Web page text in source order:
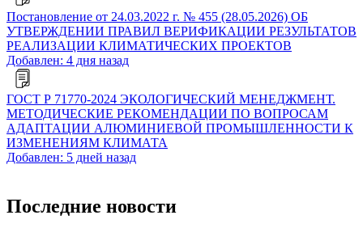
Постановление от 24.03.2022 г. № 455 (28.05.2026) ОБ
УТВЕРЖДЕНИИ ПРАВИЛ ВЕРИФИКАЦИИ РЕЗУЛЬТАТОВ
РЕАЛИЗАЦИИ КЛИМАТИЧЕСКИХ ПРОЕКТОВ
Добавлен: 4 дня назад
ГОСТ Р 71770-2024 ЭКОЛОГИЧЕСКИЙ МЕНЕДЖМЕНТ.
МЕТОДИЧЕСКИЕ РЕКОМЕНДАЦИИ ПО ВОПРОСАМ
АДАПТАЦИИ АЛЮМИНИЕВОЙ ПРОМЫШЛЕННОСТИ К
ИЗМЕНЕНИЯМ КЛИМАТА
Добавлен: 5 дней назад
Последние новости